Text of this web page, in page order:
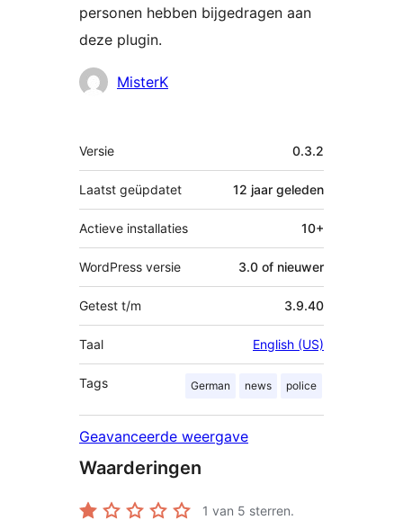
personen hebben bijgedragen aan
deze plugin.
Bijdragers
MisterK
Meta
Versie 0.3.2
Laatst geüpdatet 12 jaar geleden
Actieve installaties 10+
WordPress versie 3.0 of nieuwer
Getest t/m 3.9.40
Taal English (US)
Tags German news police
Geavanceerde weergave
Waarderingen
1 van 5 sterren.